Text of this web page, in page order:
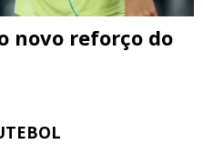
novo reforço do